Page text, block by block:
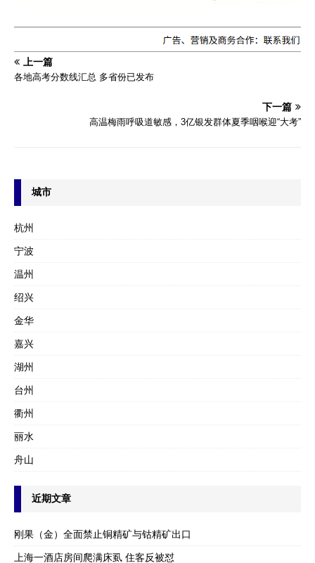
上一篇
各地高考分数线汇总 多省份已发布
下一篇
高温梅雨呼吸道敏感，3亿银发群体夏季咽喉迎“大考”
城市
杭州
宁波
温州
绍兴
金华
嘉兴
湖州
台州
衢州
丽水
舟山
近期文章
刚果（金）全面禁止铜精矿与钴精矿出口
上海一酒店房间爬满床虱 住客反被怼